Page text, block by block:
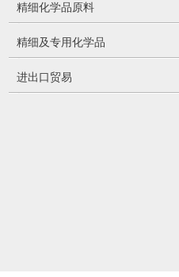
精细化学品原料
精细及专用化学品
进出口贸易